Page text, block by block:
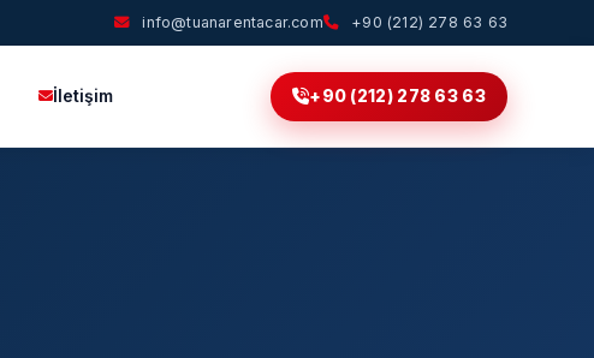
info@tuanarentacar.com +90 (212) 278 63 63
İletişim +90 (212) 278 63 63